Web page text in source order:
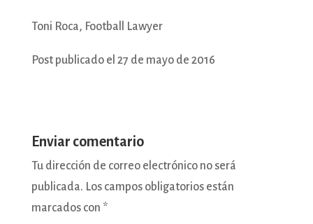
Toni Roca, Football Lawyer
Post publicado el 27 de mayo de 2016
Enviar comentario
Tu dirección de correo electrónico no será
publicada. Los campos obligatorios están
marcados con *